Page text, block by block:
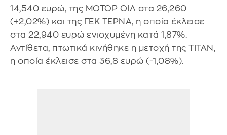
14,540 ευρώ, της ΜΟΤΟΡ ΟΙΛ στα 26,260
(+2,02%) και της ΓΕΚ ΤΕΡΝΑ, η οποία έκλεισε
στα 22,940 ευρώ ενισχυμένη κατά 1,87%.
Αντίθετα, πτωτικά κινήθηκε η μετοχή της ΤΙΤΑΝ,
η οποία έκλεισε στα 36,8 ευρώ (-1,08%).